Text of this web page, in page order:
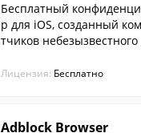
Бесплатный
р для iOS, созданный
тчиков
Лицензия: Бесплатно
Adblock Browser